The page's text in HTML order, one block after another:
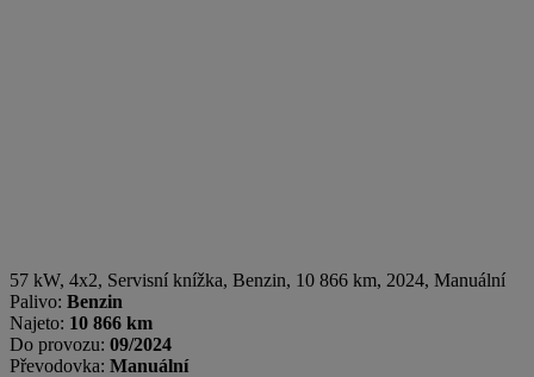
57 kW, 4x2, Servisní knížka, Benzin, 10 866 km, 2024, Manuální
Palivo: Benzin
Najeto: 10 866 km
Do provozu: 09/2024
Převodovka: Manuální